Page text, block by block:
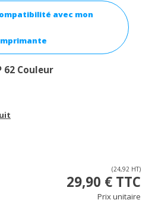
avec mon
62 Couleur
(24,92 HT)
29,90 € TTC
Prix unitaire